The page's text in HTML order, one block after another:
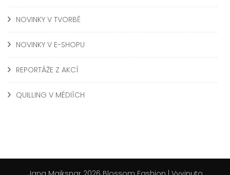
NOVINKY V TVORBĚ
NOVINKY V E-SHOPU
REPORTÁŽE Z AKCÍ
QUILLING V MÉDIÍCH